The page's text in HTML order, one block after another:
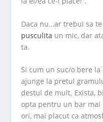
Daca nu…ar trebui sa
pusculita un mic, dar
ta.
Si cum un suc/o bere
ajunge la pretul
destul de mult. Exista,
opta pentru un bar mai
ori, mai placut ca